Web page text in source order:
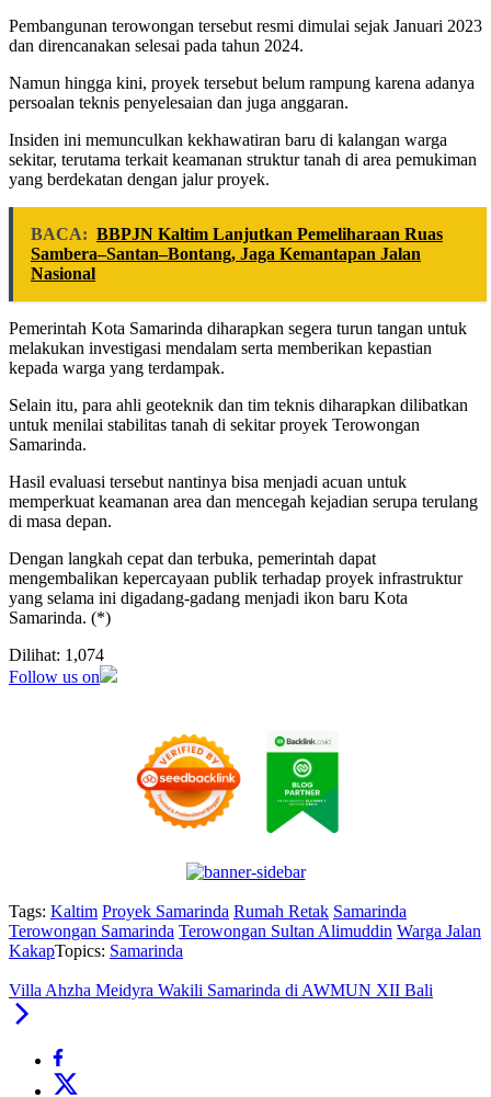
Pembangunan terowongan tersebut resmi dimulai sejak Januari 2023
dan direncanakan selesai pada tahun 2024.
Namun hingga kini, proyek tersebut belum rampung karena adanya
persoalan teknis penyelesaian dan juga anggaran.
Insiden ini memunculkan kekhawatiran baru di kalangan warga
sekitar, terutama terkait keamanan struktur tanah di area pemukiman
yang berdekatan dengan jalur proyek.
BACA: BBPJN Kaltim Lanjutkan Pemeliharaan Ruas
Sambera–Santan–Bontang, Jaga Kemantapan Jalan
Nasional
Pemerintah Kota Samarinda diharapkan segera turun tangan untuk
melakukan investigasi mendalam serta memberikan kepastian
kepada warga yang terdampak.
Selain itu, para ahli geoteknik dan tim teknis diharapkan dilibatkan
untuk menilai stabilitas tanah di sekitar proyek Terowongan
Samarinda.
Hasil evaluasi tersebut nantinya bisa menjadi acuan untuk
memperkuat keamanan area dan mencegah kejadian serupa terulang
di masa depan.
Dengan langkah cepat dan terbuka, pemerintah dapat
mengembalikan kepercayaan publik terhadap proyek infrastruktur
yang selama ini digadang-gadang menjadi ikon baru Kota
Samarinda. (*)
Dilihat: 1,074
Follow us on
Tags: Kaltim Proyek Samarinda Rumah Retak Samarinda
Terowongan Samarinda Terowongan Sultan Alimuddin Warga Jalan
KakapTopics: Samarinda
Villa Ahzha Meidyra Wakili Samarinda di AWMUN XII Bali